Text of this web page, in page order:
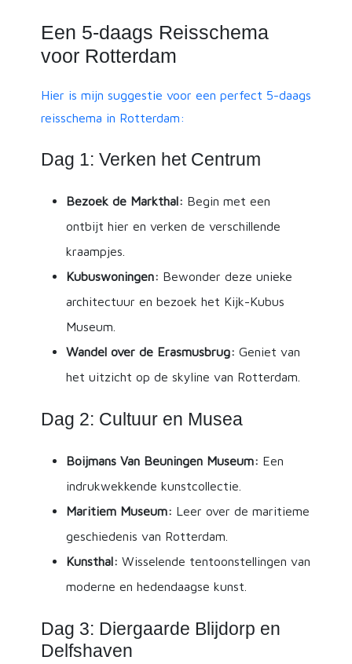
Een 5-daags Reisschema
voor Rotterdam
Hier is mijn suggestie voor een perfect 5-daags
reisschema in Rotterdam:
Dag 1: Verken het Centrum
Bezoek de Markthal: Begin met een
ontbijt hier en verken de verschillende
kraampjes.
Kubuswoningen: Bewonder deze unieke
architectuur en bezoek het Kijk-Kubus
Museum.
Wandel over de Erasmusbrug: Geniet van
het uitzicht op de skyline van Rotterdam.
Dag 2: Cultuur en Musea
Boijmans Van Beuningen Museum: Een
indrukwekkende kunstcollectie.
Maritiem Museum: Leer over de maritieme
geschiedenis van Rotterdam.
Kunsthal: Wisselende tentoonstellingen van
moderne en hedendaagse kunst.
Dag 3: Diergaarde Blijdorp en
Delfshaven